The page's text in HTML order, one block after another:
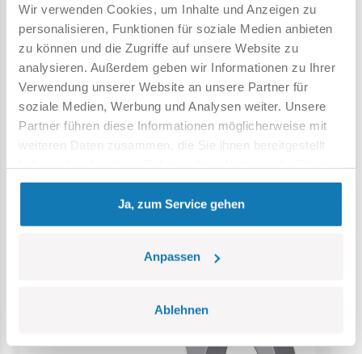
Wir verwenden Cookies, um Inhalte und Anzeigen zu
personalisieren, Funktionen für soziale Medien anbieten
zu können und die Zugriffe auf unsere Website zu
analysieren. Außerdem geben wir Informationen zu Ihrer
Verwendung unserer Website an unsere Partner für
soziale Medien, Werbung und Analysen weiter. Unsere
Partner führen diese Informationen möglicherweise mit
weiteren Daten zusammen, die Sie ihnen bereitgestellt
gesammelt haben.
Ja, zum Service gehen
Anpassen
Ablehnen
werden. Wir empfehlen, die Verpackung als Referenz
aufzubewahren. Modell und Farben können leicht von der
Abbildung abweichen.
Kategorie Bestseller